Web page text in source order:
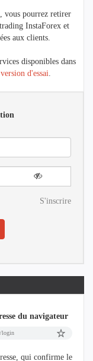
vous pourrez retirer
InstaForex et
aux clients.
disponibles dans
d'essai.
S'inscrire
du navigateur
login
qui confirme le